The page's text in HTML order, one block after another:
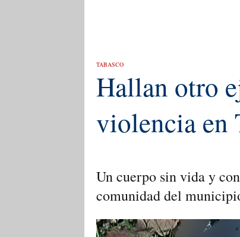
TABASCO
Hallan otro
violencia en
Un cuerpo sin vida y
comunidad del